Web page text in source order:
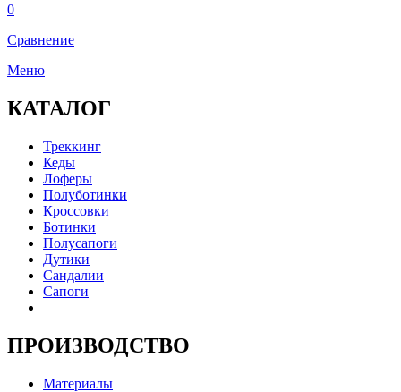
0
Сравнение
Меню
КАТАЛОГ
Треккинг
Кеды
Лоферы
Полуботинки
Кроссовки
Ботинки
Полусапоги
Дутики
Сандалии
Сапоги
ПРОИЗВОДСТВО
Материалы